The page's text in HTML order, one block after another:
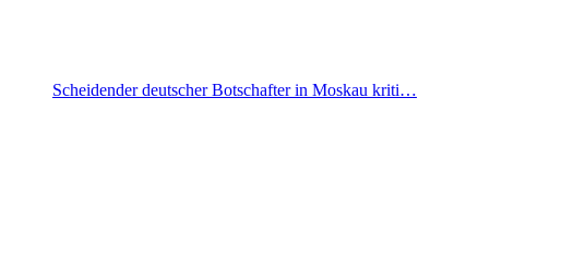
Scheidender deutscher Botschafter in Moskau kriti…